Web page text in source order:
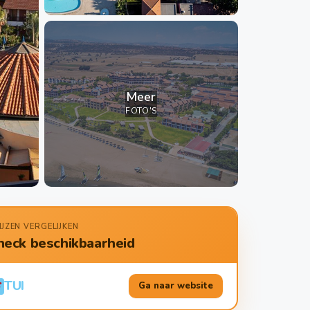
Meer
FOTO'S
VERGELIJKEN
beschikbaarheid
TUI Ga naar website